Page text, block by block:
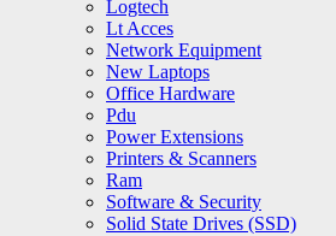
Logtech
Lt Acces
Network Equipment
New Laptops
Office Hardware
Pdu
Power Extensions
Printers & Scanners
Ram
Software & Security
Solid State Drives (SSD)